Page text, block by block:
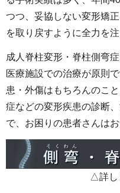
つつ、妥協しない変形矯
を取り戻すように全力を注
成人脊柱変形・脊柱側弯
医療施設での治療が原則
患・外傷はもちろんのこ
症などの変形疾患の診断
で、お困りの患者さんは
△詳し